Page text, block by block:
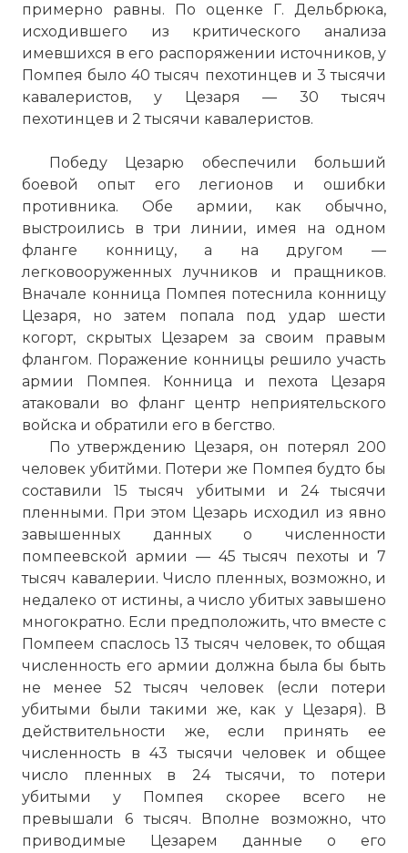
примерно равны. По оценке Г. Дельбрюка,
исходившего из критического анализа
имевшихся в его распоряжении источников, у
Помпея было 40 тысяч пехотинцев и 3 тысячи
кавалеристов, у Цезаря — 30 тысяч
пехотинцев и 2 тысячи кавалеристов.
Победу Цезарю обеспечили больший
боевой опыт его легионов и ошибки
противника. Обе армии, как обычно,
выстроились в три линии, имея на одном
фланге конницу, а на другом —
легковооруженных лучников и пращников.
Вначале конница Помпея потеснила конницу
Цезаря, но затем попала под удар шести
когорт, скрытых Цезарем за своим правым
флангом. Поражение конницы решило участь
армии Помпея. Конница и пехота Цезаря
атаковали во фланг центр неприятельского
войска и обратили его в бегство.
По утверждению Цезаря, он потерял 200
человек убитйми. Потери же Помпея будто бы
составили 15 тысяч убитыми и 24 тысячи
пленными. При этом Цезарь исходил из явно
завышенных данных о численности
помпеевской армии — 45 тысяч пехоты и 7
тысяч кавалерии. Число пленных, возможно, и
недалеко от истины, а число убитых завышено
многократно. Если предположить, что вместе с
Помпеем спаслось 13 тысяч человек, то общая
численность его армии должна была бы быть
не менее 52 тысяч человек (если потери
убитыми были такими же, как у Цезаря). В
действительности же, если принять ее
численность в 43 тысячи человек и общее
число пленных в 24 тысячи, то потери
убитыми у Помпея скорее всего не
превышали 6 тысяч. Вполне возможно, что
приводимые Цезарем данные о его